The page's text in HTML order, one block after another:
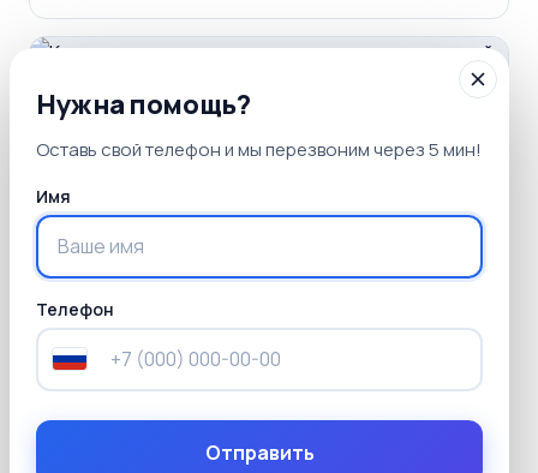
Курс сервис-инженера дорожно-
профессию и где работать
Нужна помощь?
Оставь свой телефон и мы перезвоним через 5 мин!
Имя
Телефон
Отправить
05
Наши тарифы